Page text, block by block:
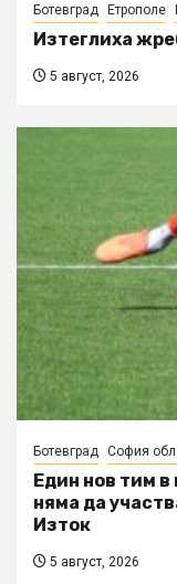
Ботевград Етрополе
Изтеглиха
5 август, 2026
Ботевград София
Един нов тим
няма да
Изток
5 август, 2026